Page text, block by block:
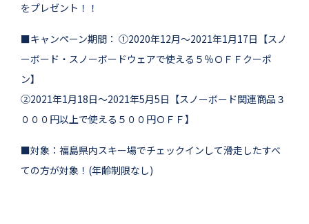
をプレゼント！！
■キャンペーン期間： ①2020年12月〜2021年1月17日【スノ
ーボード・スノーボードウェアで使える５％ＯＦＦクーポ
ン】
②2021年1月18日〜2021年5月5日【スノーボード関連商品３
０００円以上で使える５００円ＯＦＦ】
■対象：福島県内スキー場でチェックインして滑走したすべ
ての方が対象！(年齢制限なし)